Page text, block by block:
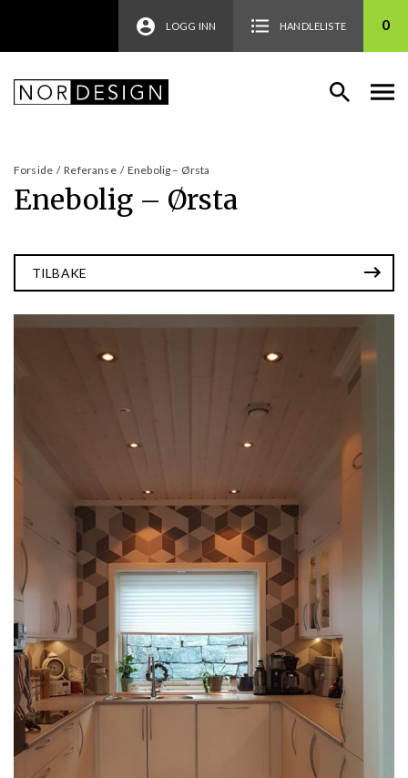
LOGG INN HANDLELISTE 0
Forside / Referanse / Enebolig – Ørsta
Enebolig – Ørsta
TILBAKE